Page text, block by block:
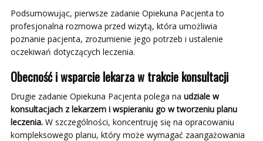
Podsumowując, pierwsze zadanie Opiekuna Pacjenta to
profesjonalna rozmowa przed wizytą, która umożliwia
poznanie pacjenta, zrozumienie jego potrzeb i ustalenie
oczekiwań dotyczących leczenia.
Obecność i wsparcie lekarza w trakcie konsultacji
Drugie zadanie Opiekuna Pacjenta polega na udziale w
konsultacjach z lekarzem i wspieraniu go w tworzeniu planu
leczenia. W szczególności, koncentruję się na opracowaniu
kompleksowego planu, który może wymagać zaangażowania